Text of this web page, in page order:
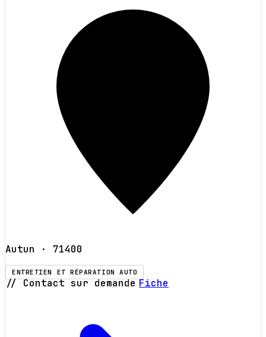
Autun · 71400
ENTRETIEN ET RÉPARATION AUTO
// Contact sur demande Fiche